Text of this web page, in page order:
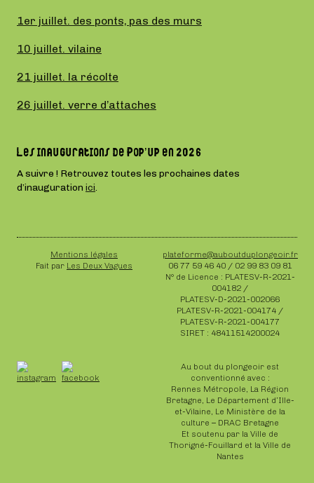
1er juillet. des ponts, pas des murs
10 juillet. vilaine
21 juillet. la récolte
26 juillet. verre d’attaches
Les inaugurations de Pop’up en 2026
A suivre ! Retrouvez toutes les prochaines dates
d’inauguration ici.
Mentions légales
Fait par Les Deux Vagues
plateforme@auboutduplongeoir.fr
06 77 59 46 40 / 02 99 83 09 81
N° de Licence : PLATESV-R-2021-
004182 /
PLATESV-D-2021-002066
PLATESV-R-2021-004174 /
PLATESV-R-2021-004177
SIRET : 48411514200024
Au bout du plongeoir est
conventionné avec :
Rennes Métropole, La Région
Bretagne, Le Département d’Ille-
et-Vilaine, Le Ministère de la
culture – DRAC Bretagne
Et soutenu par la Ville de
Thorigné-Fouillard et la Ville de
Nantes